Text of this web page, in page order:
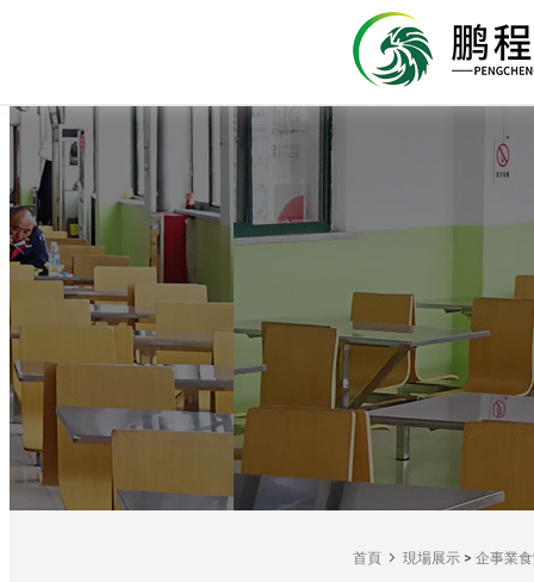
承包優勢
蘇州鵬程餐飲管理
發展曆程
蘇州鵬程餐飲管理
學校食堂承包
蔬菜配送
有多個标準供廠方
适應不同廠家的要
了。 地溝油對人
為此蘇州食堂承包
秋季吃螃蟹需
肥蟹黃。但是吃螃
可要提前知道，這
青菜燒豆腐的做
1、豆腐切成均勻
片； 2、鍋中倒入
時，將豆腐依次
3、炒鍋中倒油，
承包方案
衛生管理
有多個标準供廠方
适應不同廠家的要
蘇州鵬程公司
吳江分公司
蘇州鵬程餐飲管理
首頁 現場展示 > 企事業